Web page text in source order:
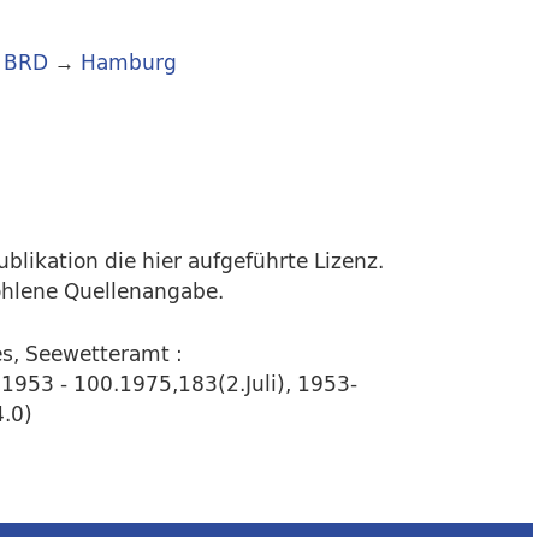
→ Hamburg
die hier aufgeführte Lizenz.
Quellenangabe.
Seewetteramt :
- 100.1975,183(2.Juli), 1953-